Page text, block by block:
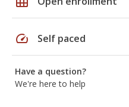
speed Self paced
Have a question?
We're here to help